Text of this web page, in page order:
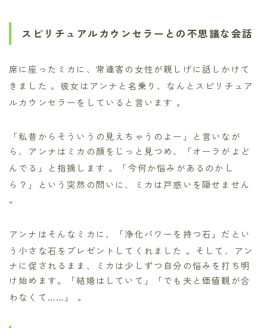
スピリチュアルカウンセラーとの不思議な会話
席に座ったミカに、常連客の女性が親しげに話しかけて
きました 。彼女はアンナと名乗り、なんとスピリチュア
ルカウンセラーをしていると言います 。
「私昔からそういうの見えちゃうのよー」と言いなが
ら、アンナはミカの顔をじっと見つめ、「オーラがよど
んでる」と指摘します 。「今何か悩みがあるのかし
ら？」という突然の問いに、ミカは戸惑いを隠せません
。
アンナはそんなミカに、「浄化パワーを持つ石」だとい
う小さな石をプレゼントしてくれました 。そして、アン
ナに促されるまま、ミカは少しずつ自分の悩みを打ち明
け始めます。「結婚はしていて」「でも夫と価値観が合
わなくて……」 。